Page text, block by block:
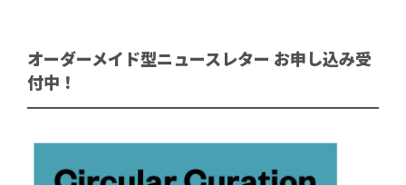
オーダーメイド型ニュースレター お申し込み受
付中！